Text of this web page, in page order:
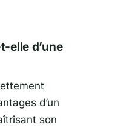
elle d’une
d’un
son